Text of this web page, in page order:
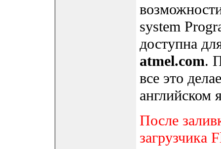
system
доступна
atmel.com.
все это
английском
После
загрузчика